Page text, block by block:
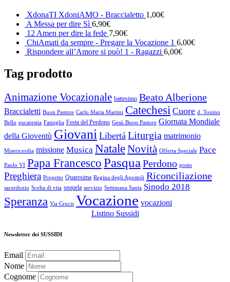
XdonaTI XdoniAMO - Braccialetto 1,00€
A Messa per dire Sì 6,90€
12 Amen per dire la fede 7,90€
ChiAmati da sempre - Pregare la Vocazione 1 6,00€
Rispondere all’Amore si può! 1 - Ragazzi 6,00€
Tag prodotto
Animazione Vocazionale battesimo Beato Alberione
Braccialetti Buon Pastore Carlo Maria Martini Catechesi Cuore d. Tonino
Bello eucarestia Famiglia Festa del Perdono Gesù Buon Pastore Giornata Mondiale
della Gioventù Giovani Libertá Liturgia matrimonio
Misericordia missione Musica NataleNovità Offerta Speciale Pace
Paolo VI Papa FrancescoPasqua Perdono posto
Preghiera Progetto Quaresima Regina degli Apostoli Riconciliazione
sacerdozio Scelta di vita sequela servizio Settimana Santa Sinodo 2018
Speranza Via Crucis Vocazione vocazioni
Listino Sussidi
Newsletter dei SUSSIDI
Email
Nome
Cognome